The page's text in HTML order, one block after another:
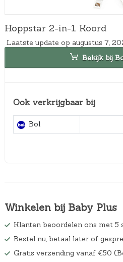
Hoppstar 2-in-1 Koord
Laatste update op augustus 7,
Bekijk bij
Ook verkrijgbaar bij
Bol
Winkelen bij Baby Plus
Klanten beoordelen ons met 5
Bestel nu, betaal later of
Gratis verzending vanaf €50